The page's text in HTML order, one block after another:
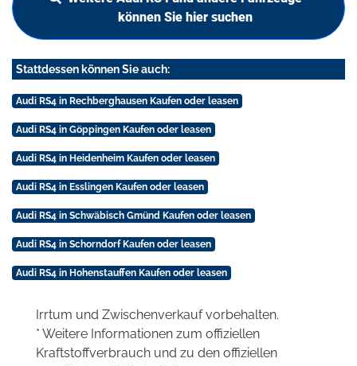
können Sie hier suchen
Stattdessen können Sie auch:
Audi RS4 in Rechberghausen Kaufen oder leasen
Audi RS4 in Göppingen Kaufen oder leasen
Audi RS4 in Heidenheim Kaufen oder leasen
Audi RS4 in Esslingen Kaufen oder leasen
Audi RS4 in Schwäbisch Gmünd Kaufen oder leasen
Audi RS4 in Schorndorf Kaufen oder leasen
Audi RS4 in Hohenstauffen Kaufen oder leasen
Irrtum und Zwischenverkauf vorbehalten.
* Weitere Informationen zum offiziellen
Kraftstoffverbrauch und zu den offiziellen